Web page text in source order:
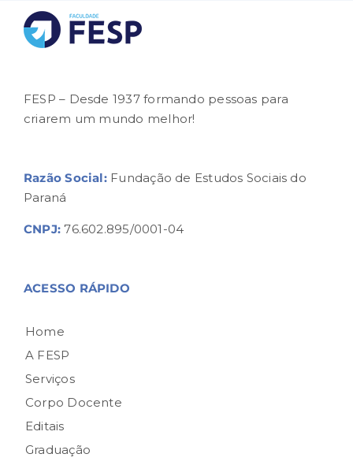
FESP – Desde 1937 formando pessoas para
criarem um mundo melhor!
Razão Social:Fundação de Estudos Sociais do
Paraná
CNPJ: 76.602.895/0001-04
ACESSO RÁPIDO
Home
A FESP
Serviços
Corpo Docente
Editais
Graduação